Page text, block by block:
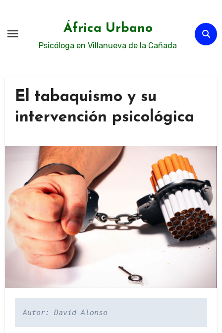
contenido
África Urbano
Psicóloga en Villanueva de la Cañada
El tabaquismo y su
intervención psicológica
Autor: David Alonso